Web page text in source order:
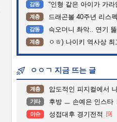
감동 “인형 같은 아이가 가라앉는데
계층 드래곤볼 40주년 리스
감동 슥오더니 촤악.. 연기 뚫고는 가
계층 ㅇㅎ) 나이키 역사상
ㅇㅇㄱ 지금 뜨는 글
계층 압도적인 피지컬에서
기타 후방 ㅡ 손예은 인스타
이슈 성접대후 경기전적 [9]